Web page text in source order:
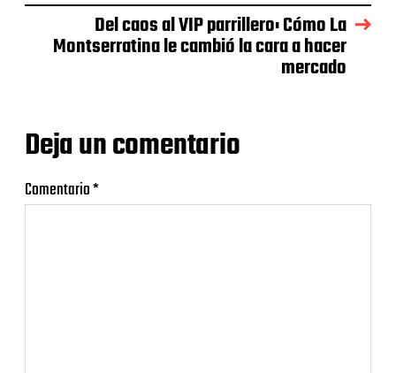
Del caos al VIP parrillero: Cómo La
Montserratina le cambió la cara a hacer
mercado
Deja un comentario
Comentario*